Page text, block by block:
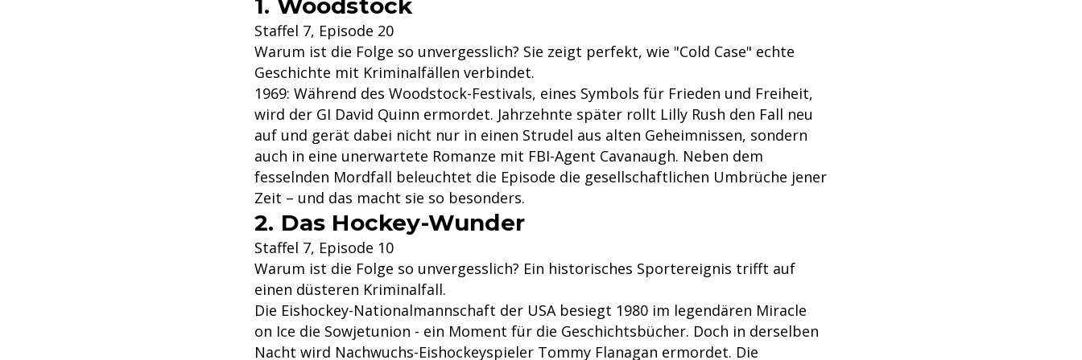
1. Woodstock
Staffel 7, Episode 20
Warum ist die Folge so unvergesslich? Sie zeigt perfekt, wie "Cold Case" echte
Geschichte mit Kriminalfällen verbindet.
1969: Während des Woodstock-Festivals, eines Symbols für Frieden und Freiheit,
wird der GI David Quinn ermordet. Jahrzehnte später rollt Lilly Rush den Fall neu
auf und gerät dabei nicht nur in einen Strudel aus alten Geheimnissen, sondern
auch in eine unerwartete Romanze mit FBI-Agent Cavanaugh. Neben dem
fesselnden Mordfall beleuchtet die Episode die gesellschaftlichen Umbrüche jener
Zeit – und das macht sie so besonders.
2. Das Hockey-Wunder
Staffel 7, Episode 10
Warum ist die Folge so unvergesslich? Ein historisches Sportereignis trifft auf
einen düsteren Kriminalfall.
Die Eishockey-Nationalmannschaft der USA besiegt 1980 im legendären Miracle
on Ice die Sowjetunion - ein Moment für die Geschichtsbücher. Doch in derselben
Nacht wird Nachwuchs-Eishockeyspieler Tommy Flanagan ermordet. Die